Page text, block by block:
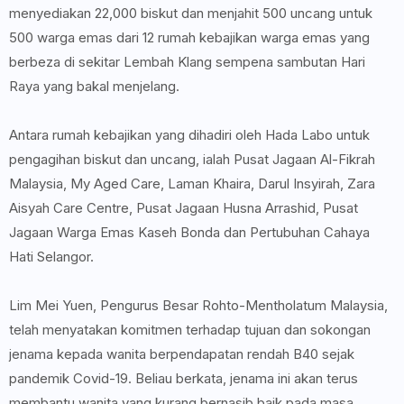
menyediakan 22,000 biskut dan menjahit 500 uncang untuk
500 warga emas dari 12 rumah kebajikan warga emas yang
berbeza di sekitar Lembah Klang sempena sambutan Hari
Raya yang bakal menjelang.
Antara rumah kebajikan yang dihadiri oleh Hada Labo untuk
pengagihan biskut dan uncang, ialah Pusat Jagaan Al-Fikrah
Malaysia, My Aged Care, Laman Khaira, Darul Insyirah, Zara
Aisyah Care Centre, Pusat Jagaan Husna Arrashid, Pusat
Jagaan Warga Emas Kaseh Bonda dan Pertubuhan Cahaya
Hati Selangor.
Lim Mei Yuen, Pengurus Besar Rohto-Mentholatum Malaysia,
telah menyatakan komitmen terhadap tujuan dan sokongan
jenama kepada wanita berpendapatan rendah B40 sejak
pandemik Covid-19. Beliau berkata, jenama ini akan terus